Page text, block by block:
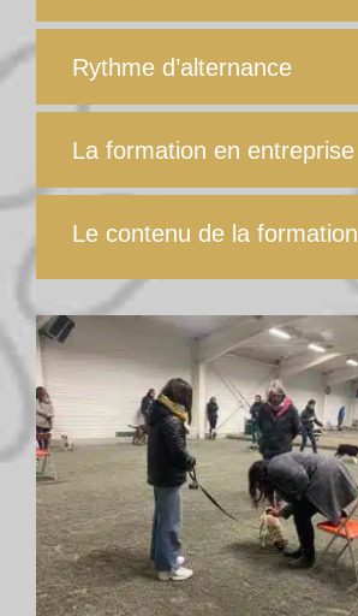
Rythme d’alternance
La formation en entreprise
Le contenu de la formation